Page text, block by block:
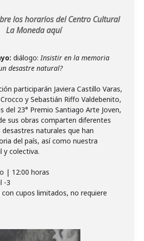
los horarios del Centro Cultural
La Moneda aquí
diálogo:Insistir en la memoria
desastre natural?
participarán Javiera Castillo Varas,
y Sebastián Riffo Valdebenito,
del 23° Premio Santiago Arte Joven,
sus obras comparten diferentes
naturales que han
del país, así como nuestra
y colectiva.
| 12:00 horas
-3
cupos limitados, no requiere